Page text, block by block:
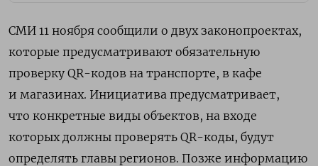
СМИ 11 ноября сообщили о двух законопроектах,
которые предусматривают обязательную
проверку QR-кодов на транспорте, в кафе
и магазинах. Инициатива предусматривает,
что конкретные виды объектов, на входе
которых должны проверять QR-коды, будут
определять главы регионов. Позже информацию